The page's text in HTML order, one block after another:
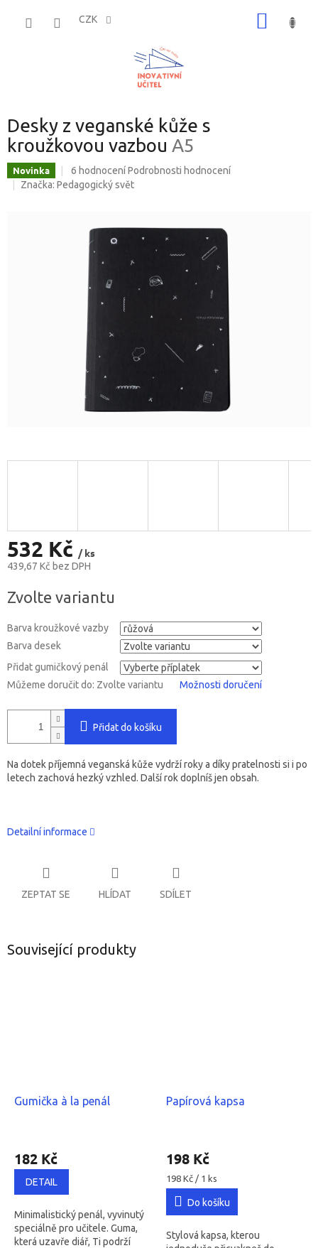
CZK
Desky z veganské kůže s
kroužkovou vazbou A5
Novinka
Průměrné
hodnocení
hvězdiček.
6 hodnocení Podrobnosti hodnocení
Značka: Pedagogický svět
532 Kč / ks
439,67 Kč bez DPH
cena:
Zvolte variantu
Barva kroužkové vazby
Barva desek
Přidat gumičkový penál
Můžeme doručit do: Zvolte variantu Možnosti doručení
Přidat do košíku
Na dotek příjemná veganská kůže vydrží roky a díky pratelnosti si i po
letech zachová hezký vzhled. Další rok doplníš jen obsah.
Detailní informace
ZEPTAT SE HLÍDAT SDÍLET
Související produkty
Gumička à la penál
hodnocení
produktu
5,0
5
hvězdiček.
182 Kč
DETAIL
Minimalistický penál, vyvinutý
speciálně pro učitele. Guma,
která uzavře diář, Ti podrží
Papírová kapsa
hodnocení
produktu
je
5,0
5
hvězdiček.
198 Kč
Měrná
cena:
198 Kč / 1 ks
Do košíku
Stylová kapsa, kterou